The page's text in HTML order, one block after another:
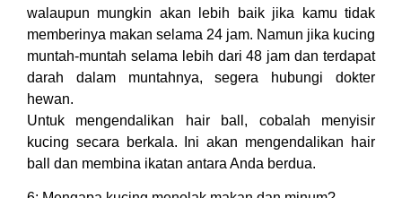
walaupun mungkin akan lebih baik jika kamu tidak
memberinya makan selama 24 jam. Namun jika kucing
muntah-muntah selama lebih dari 48 jam dan terdapat
darah dalam muntahnya, segera hubungi dokter
hewan.
Untuk mengendalikan hair ball, cobalah menyisir
kucing secara berkala. Ini akan mengendalikan hair
ball dan membina ikatan antara Anda berdua.